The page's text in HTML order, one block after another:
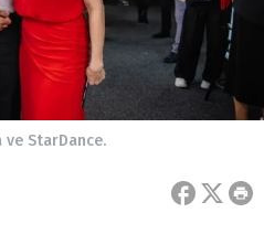
ve StarDance.